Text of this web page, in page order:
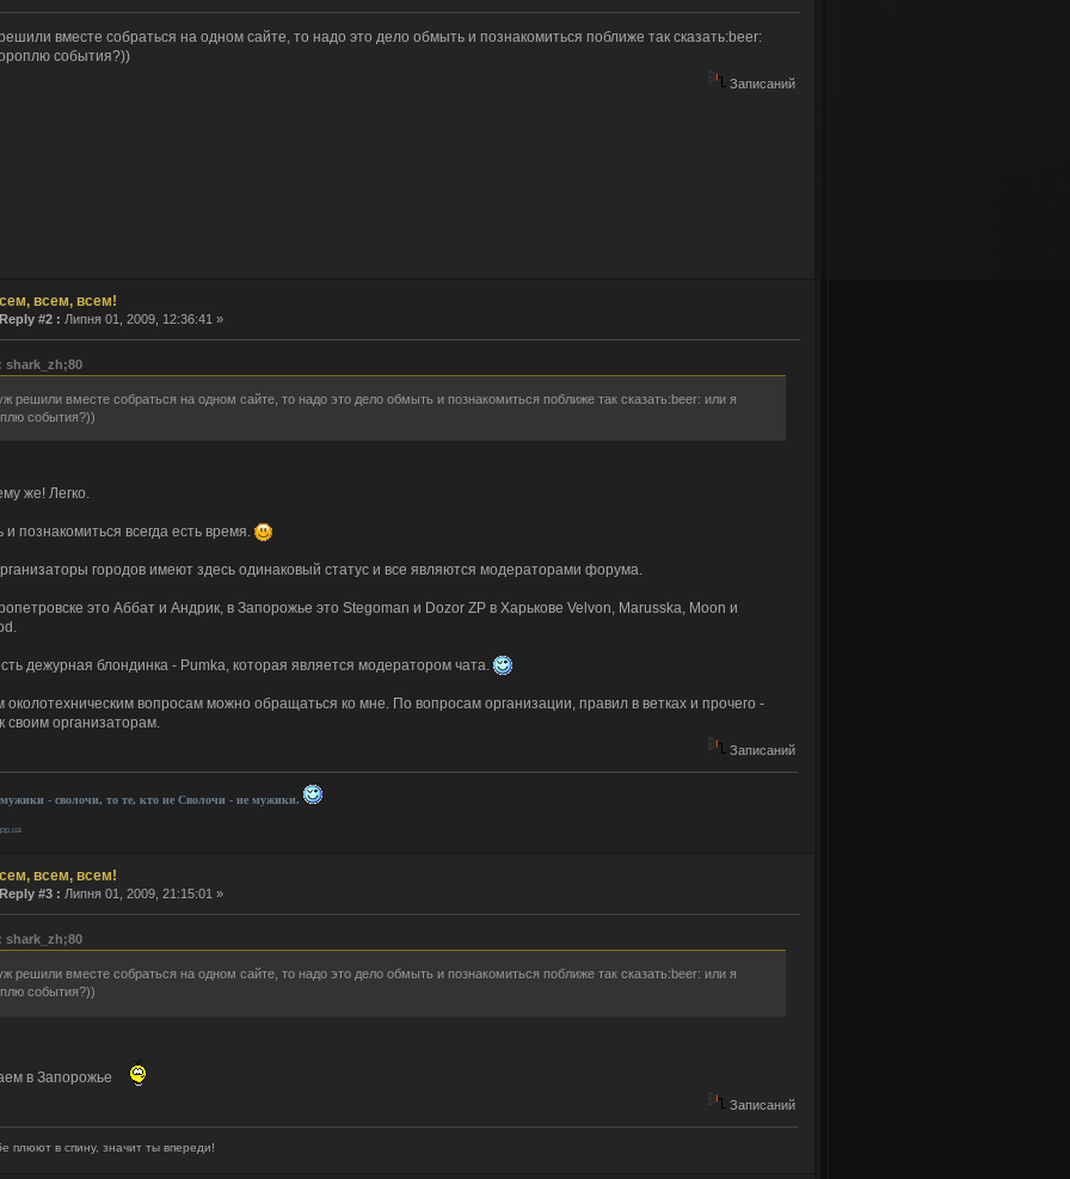
темуинтересно узнать, кто сюда заходит....
создал(а) тему
вместе собраться на одном сайте, то надо это дело обмыть и познакомиться поближе так сказать:beer:
события?))
Записаний
всем, всем!
Reply #2 : Липня 01, 2009, 12:36:41 »
shark_zh;80
решили вместе собраться на одном сайте, то надо это дело обмыть и познакомиться поближе так сказать:beer: или я
события?))
же! Легко.
познакомиться всегда есть время.
городов имеют здесь одинаковый статус и все являются модераторами форума.
это Аббат и Андрик, в Запорожье это Stegoman и Dozor ZP в Харькове Velvon, Marusska, Moon и
дежурная блондинка - Pumka, которая является модератором чата.
околотехническим вопросам можно обращаться ко мне. По вопросам организации, правил в ветках и прочего -
своим организаторам.
Записаний
мужики - сволочи, то те, кто не Сволочи - не мужики.
всем, всем!
Reply #3 : Липня 01, 2009, 21:15:01 »
shark_zh;80
решили вместе собраться на одном сайте, то надо это дело обмыть и познакомиться поближе так сказать:beer: или я
события?))
в Запорожье
Записаний
плюют в спину, значит ты впереди!